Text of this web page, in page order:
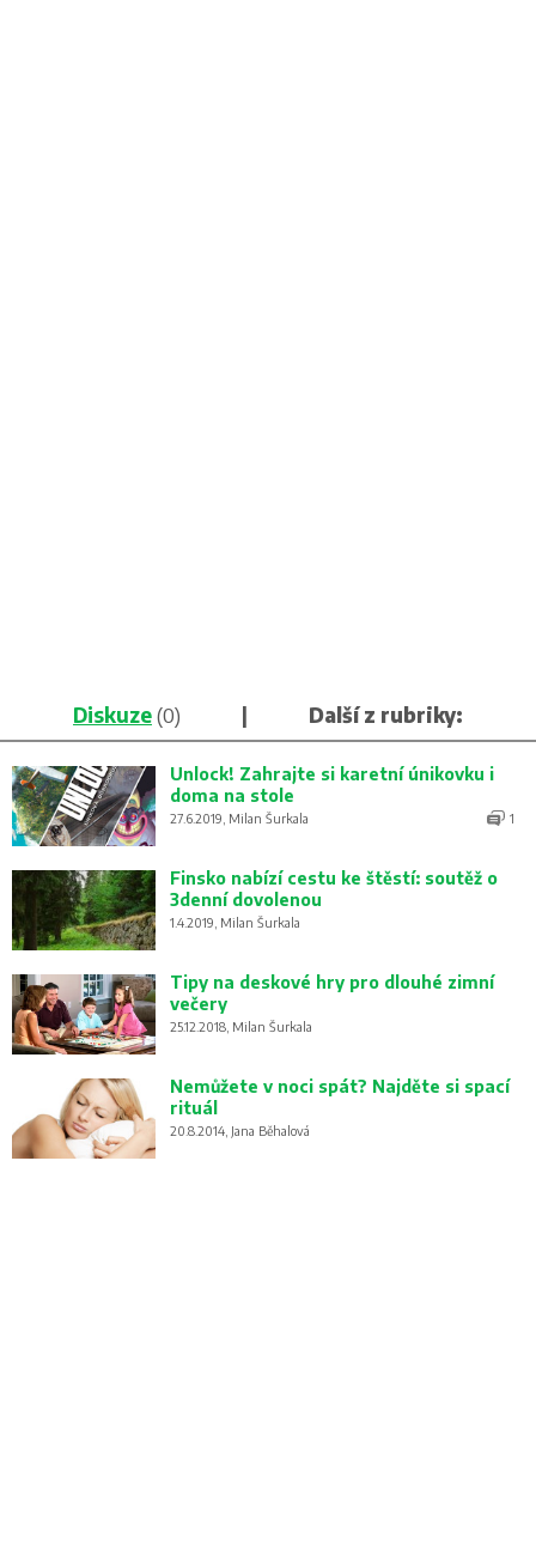
Diskuze(0) | Další z rubriky:
Unlock! Zahrajte si karetní únikovku i
doma na stole
27.6.2019, Milan Šurkala 1
Finsko nabízí cestu ke štěstí: soutěž o
3denní dovolenou
1.4.2019, Milan Šurkala
Tipy na deskové hry pro dlouhé zimní
večery
25.12.2018, Milan Šurkala
Nemůžete v noci spát? Najděte si spací
rituál
20.8.2014, Jana Běhalová